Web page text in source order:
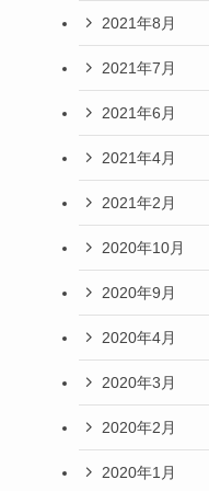
2021年8月
2021年7月
2021年6月
2021年4月
2021年2月
2020年10月
2020年9月
2020年4月
2020年3月
2020年2月
2020年1月